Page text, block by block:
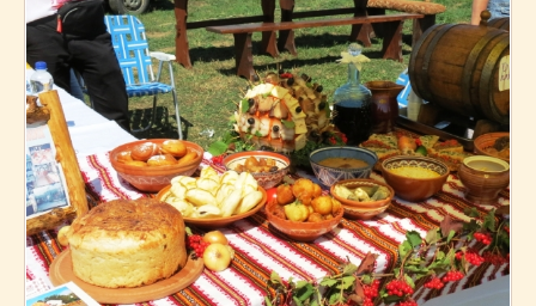
Макароны(18)
Мексиканская кухня(9)
Мясные блюда(119)
Напитки (4)
Немецкая кухня(10)
Необычные(49)
Низкокалорийные(33)
Новогодние(57)
Новости(54)
О жизни(25)